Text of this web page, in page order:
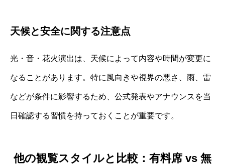
天候と安全に関する注意点
光・音・花火演出は、天候によって内容や時間が変更に
なることがあります。特に風向きや視界の悪さ、雨、雷
などが条件に影響するため、公式発表やアナウンスを当
日確認する習慣を持っておくことが重要です。
他の観覧スタイルと比較：有料席 vs 無